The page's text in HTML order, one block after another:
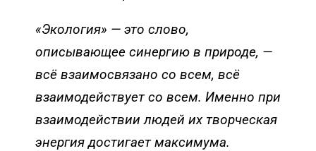
«Экология» — это слово,
описывающее синергию в природе, —
всё взаимосвязано со всем, всё
взаимодействует со всем. Именно при
взаимодействии людей их творческая
энергия достигает максимума.